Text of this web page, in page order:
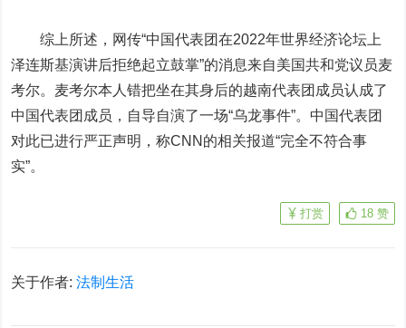
综上所述，网传“中国代表团在2022年世界经济论坛上
泽连斯基演讲后拒绝起立鼓掌”的消息来自美国共和党议员麦
考尔。麦考尔本人错把坐在其身后的越南代表团成员认成了
中国代表团成员，自导自演了一场“乌龙事件”。中国代表团
对此已进行严正声明，称CNN的相关报道“完全不符合事
实”。
18 赞
打赏
关于作者:法制生活